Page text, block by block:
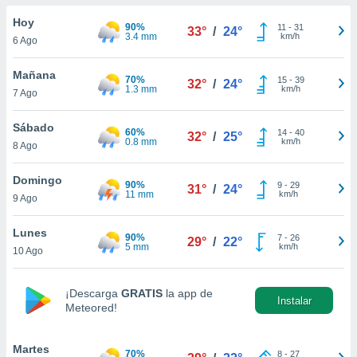
en
y
disponible
cookies
de
Hoy
6 Ago
90%
3.4 mm
33° / 24° 11 - 31
km/h
Mañana
7 Ago
70%
1.3 mm
32° / 24° 15- 39
km/h
Sábado
8 Ago
60%
0.8 mm
32° / 25° 14- 40
km/h
Domingo
9 Ago
90%
11 mm
31° / 24° 9- 29
km/h
Lunes
10 Ago
90%
5 mm
29° / 22° 7- 26
km/h
¡Descarga GRATIS la app de
Meteored!
Instalar
Martes
70%
8- 27